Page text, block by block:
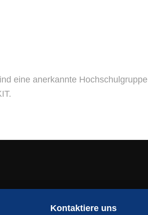
eine anerkannte Hochschulgruppe
Kontaktiere uns